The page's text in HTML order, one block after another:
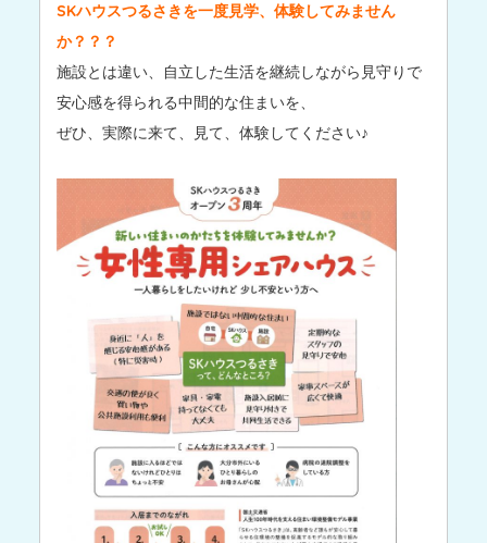
SKハウスつるさきを一度見学、体験してみません
か？？？
施設とは違い、自立した生活を継続しながら見守りで
安心感を得られる中間的な住まいを、
ぜひ、実際に来て、見て、体験してください♪